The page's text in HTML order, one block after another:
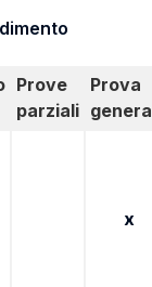
Prove
parziali
Prova
x